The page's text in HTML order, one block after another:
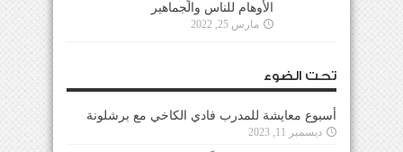
الأوهام للناس والجماهير
مارس 25, 2022
تحت الضوء
أسبوع معايشة للمدرب فادي الكاخي مع برشلونة
ديسمبر 11, 2023